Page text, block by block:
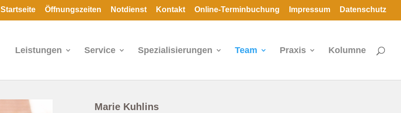
Startseite Öffnungszeiten Notdienst Kontakt Online-Terminbuchung Impressum Datenschutz
Leistungen Service Spezialisierungen Team Praxis Kolumne
Marie Kuhlins